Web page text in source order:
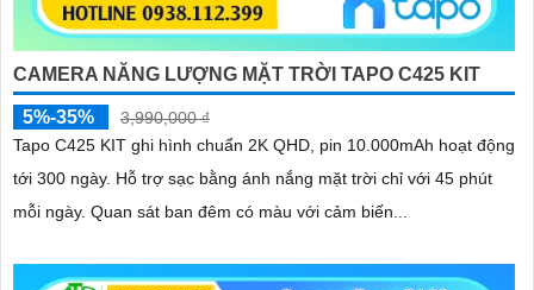
CAMERA NĂNG LƯỢNG MẶT TRỜI TAPO C425 KIT
5%-35%
3,990,000 ₫
Tapo C425 KIT ghi hình chuẩn 2K QHD, pin 10.000mAh hoạt động
tới 300 ngày. Hỗ trợ sạc bằng ánh nắng mặt trời chỉ với 45 phút
mỗi ngày. Quan sát ban đêm có màu với cảm biến...